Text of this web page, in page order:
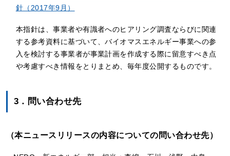
針（2017年9月）
本指針は、事業者や有識者へのヒアリング調査ならびに関連
する参考資料に基づいて、バイオマスエネルギー事業への参
入を検討する事業者が事業計画を作成する際に留意すべき点
や考慮すべき情報をとりまとめ、毎年度公開するものです。
3．問い合わせ先
（本ニュースリリースの内容についての問い合わせ先）